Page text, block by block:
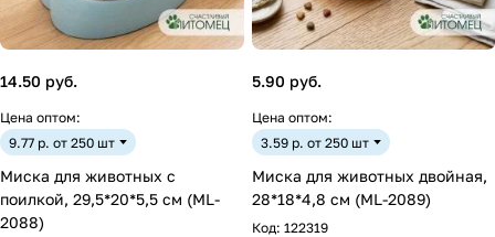
14.50 руб.
Цена оптом:
9.77 р. от 250 шт
Миска для животных с
поилкой, 29,5*20*5,5 см (ML-
2088)
5.90 руб.
Цена оптом:
3.59 р. от 250 шт
Миска для животных двойная,
28*18*4,8 см (ML-2089)
Код: 122319